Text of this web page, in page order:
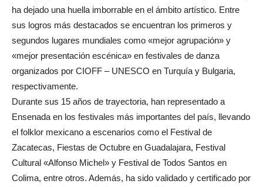
ha dejado una huella imborrable en el ámbito artístico. Entre
sus logros más destacados se encuentran los primeros y
segundos lugares mundiales como «mejor agrupación» y
«mejor presentación escénica» en festivales de danza
organizados por CIOFF – UNESCO en Turquía y Bulgaria,
respectivamente.
Durante sus 15 años de trayectoria, han representado a
Ensenada en los festivales más importantes del país, llevando
el folklor mexicano a escenarios como el Festival de
Zacatecas, Fiestas de Octubre en Guadalajara, Festival
Cultural «Alfonso Michel» y Festival de Todos Santos en
Colima, entre otros. Además, ha sido validado y certificado por